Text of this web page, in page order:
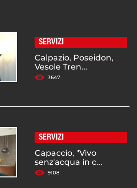
SERVIZI
Calpazio, Poseidon,
Vesole Tren...
3647
SERVIZI
Capaccio, "Vivo
senz'acqua in c...
9108